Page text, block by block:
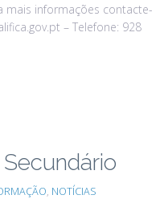
mais informações contacte-
– Telefone: 928
, NOTÍCIAS